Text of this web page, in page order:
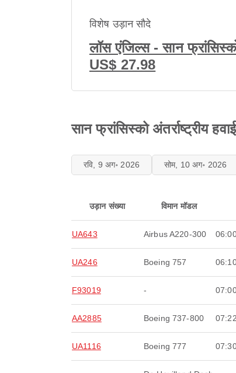
विशेष उड़ान सौदे
लॉस एंजिल्स - सान
US$ 27.98
सान फ्रांसिस्को अंतर्राष्ट्रीय
रवि, 9 अग॰ 2026 सोम, 10 अग॰ 2026
उड़ान संख्या विमान मॉडल
UA643 Airbus A220-300
UA246 Boeing 757
F93019 -
AA2885 Boeing 737-800 07:22
UA1116 Boeing 777